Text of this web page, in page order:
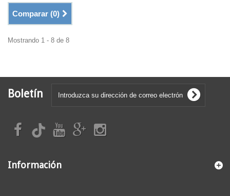
Comparar (0)
Mostrando 1 - 8 de 8
Boletín
Información